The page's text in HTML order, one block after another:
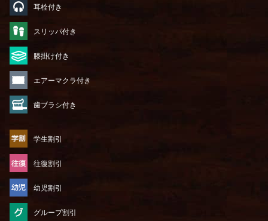
耳栓付き
スリッパ付き
膝掛け付き
エアーマクラ付き
歯ブラシ付き
学生割引
往復割引
幼児割引
グループ割引